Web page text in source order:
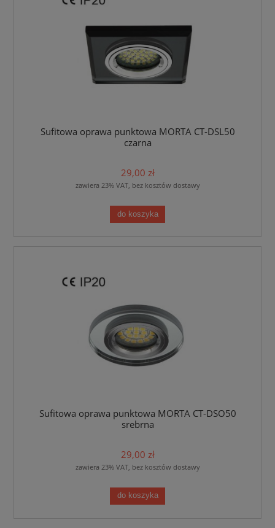
Sufitowa oprawa punktowa MORTA CT-DSL50
czarna
29,00 zł
zawiera 23% VAT, bez kosztów dostawy
do koszyka
Sufitowa oprawa punktowa MORTA CT-DSO50
srebrna
29,00 zł
zawiera 23% VAT, bez kosztów dostawy
do koszyka